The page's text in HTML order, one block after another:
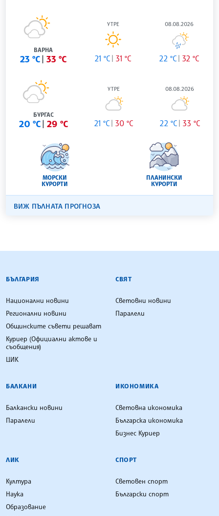
ВАРНА
23 °C 33 °C
УТРЕ
21 °C 31 °C
08.08.2026
22 °C 32 °C
БУРГАС
20 °C 29 °C
УТРЕ
21 °C 30 °C
08.08.2026
22 °C 33 °C
МОРСКИ
КУРОРТИ
ПЛАНИНСКИ
КУРОРТИ
ВИЖ ПЪЛНАТА ПРОГНОЗА
БЪЛГАРСКА ТЕЛЕГРАФНА АГЕНЦИЯ
БЪЛГАРИЯ
Национални новини
Регионални новини
Общинските съвети решават
Куриер (Официални актове и
съобщения)
ЦИК
СВЯТ
Световни новини
Паралели
БАЛКАНИ
Балкански новини
Паралели
ИКОНОМИКА
Световна икономика
Българска икономика
Бизнес Куриер
ЛИК
Култура
Наука
Образование
СПОРТ
Световен спорт
Български спорт